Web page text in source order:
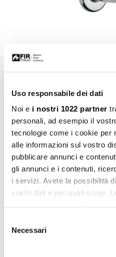
Uso responsabile dei dati
Noi e i nostri 1022 partner
personali, ad esempio il
tecnologie come i cookie per
alle informazioni sul vostro
pubblicare annunci e
gli annunci e i contenuti,
i servizi. Avete la possibilità
vostri dati e per quali scopi.
modificare o revocare il
momento dalla
delNecessari